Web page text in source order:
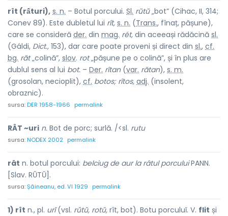
rît (rấturi), s. n. – Botul porcului. Sl. rŭtŭ„bot” (Cihac, II, 314;
Conev 89). Este dubletul lui rît, s. n. (Trans., fînaț, pășune),
care se consideră der. din mag. rét, din aceeași rădăcină sl.
(Gáldi, Dict., 153), dar care poate proveni și direct din sl., cf.
bg. răt„colină”, slov. rot„pășune pe o colină”, și în plus are
dublul sens al lui bot. – Der. rîtan(var. rătan), s. m.
(grosolan, necioplit), cf. botos; rîtos, adj. (insolent,
obraznic).
sursa:DER 1958-1966 permalink
RÂT ~uri n. Bot de porc; surlă. /<sl. rutu
sursa:NODEX 2002 permalink
rât n. botul porcului: belciug de aur la râtul porculuiPANN.
[Slav. RŬTŬ].
sursa:Șăineanu, ed. VI 1929 permalink
1) rît n., pl. urĭ(vsl. rŭtŭ, rotŭ, rît, bot). Botu porculuĭ. V. flit și